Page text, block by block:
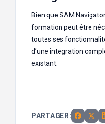
Bien que SAM
formation peut être
toutes ses
d’une intégration
existant.
PARTAGER: